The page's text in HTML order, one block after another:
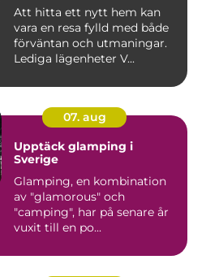
Att hitta ett nytt hem kan
vara en resa fylld med både
förväntan och utmaningar.
Lediga lägenheter V...
07. aug
Upptäck glamping i
Sverige
Glamping, en kombination
av "glamorous" och
"camping", har på senare år
vuxit till en po...